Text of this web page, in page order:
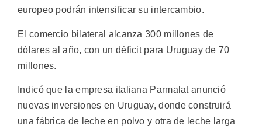
europeo podrán intensificar su intercambio.
El comercio bilateral alcanza 300 millones de
dólares al año, con un déficit para Uruguay de 70
millones.
Indicó que la empresa italiana Parmalat anunció
nuevas inversiones en Uruguay, donde construirá
una fábrica de leche en polvo y otra de leche larga